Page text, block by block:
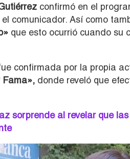
confirmó en el
comunicador. Así como
que esto ocurrió cuando su
confirmada por la propia
Fama», donde reveló que
sorprende al revelar que